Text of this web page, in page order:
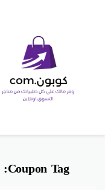
Coupon Tag: